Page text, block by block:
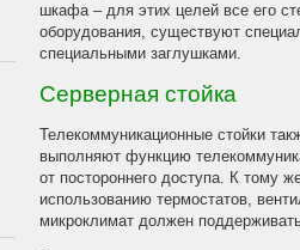
шкафа – для этих целей все его
оборудования, существуют
специальными заглушками.
Серверная стойка
Телекоммуникационные стойки
выполняют функцию
от постороннего доступа. К тому
использованию термостатов,
микроклимат должен